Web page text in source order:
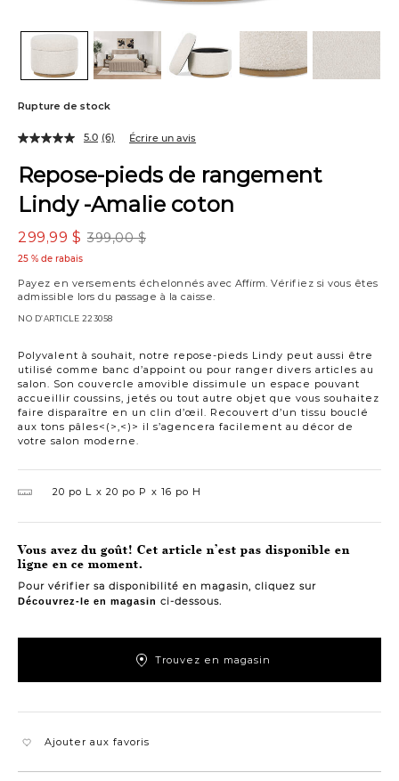
Rupture de stock
Repose-pieds de rangement
Lindy -Amalie coton
399,00 $
299,99 $
25 % de rabais
Payez en versements échelonnés avec Affirm. Vérifiez si vous êtes
admissible lors du passage à la caisse.
NO D’ARTICLE 223058
Polyvalent à souhait, notre repose-pieds Lindy peut aussi être
utilisé comme banc d’appoint ou pour ranger divers articles au
salon. Son couvercle amovible dissimule un espace pouvant
accueillir coussins, jetés ou tout autre objet que vous souhaitez
faire disparaître en un clin d’œil. Recouvert d’un tissu bouclé
aux tons pâles<(>,<)> il s’agencera facilement au décor de
votre salon moderne.
5.0 (6) Écrire un avis
20 po L 20 po P 16 po H
Vous avez du goût! Cet article n’est pas disponible en
ligne en ce moment.
Pour vérifier sa disponibilité en magasin, cliquez sur
Découvrez-le en magasin ci-dessous.
Trouvez en magasin
Ajouter aux favoris